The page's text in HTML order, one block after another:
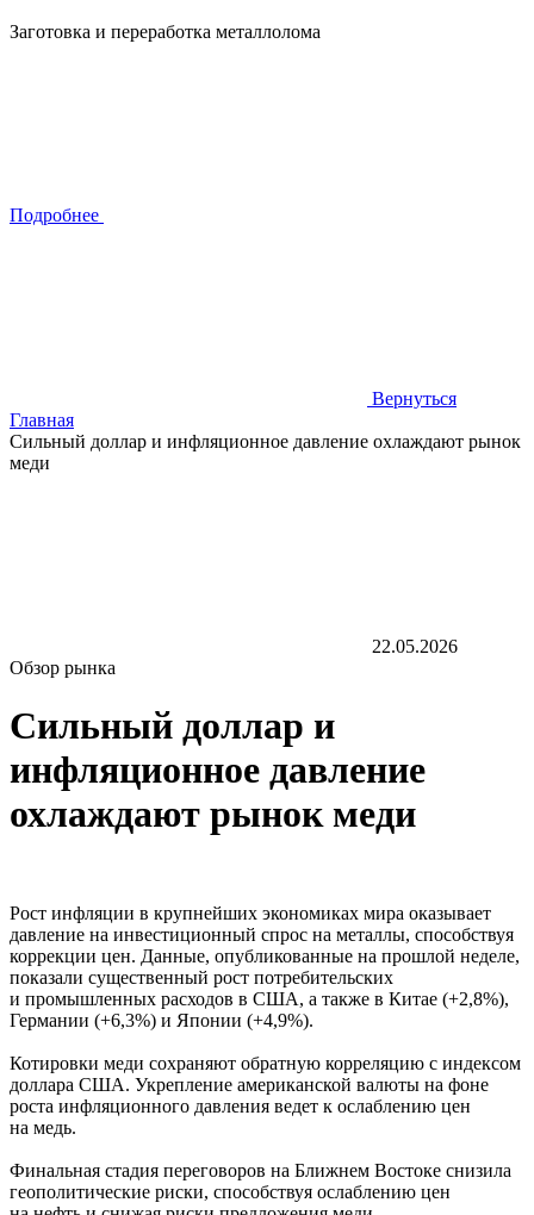
Заготовка и переработка металлолома
Подробнее
Вернуться
Главная
Сильный доллар и инфляционное давление охлаждают рынок
меди
22.05.2026
Обзор рынка
Сильный доллар и
инфляционное давление
охлаждают рынок меди
Рост инфляции в крупнейших экономиках мира оказывает
давление на инвестиционный спрос на металлы, способствуя
коррекции цен. Данные, опубликованные на прошлой неделе,
показали существенный рост потребительских
и промышленных расходов в США, а также в Китае (+2,8%),
Германии (+6,3%) и Японии (+4,9%).
Котировки меди сохраняют обратную корреляцию с индексом
доллара США. Укрепление американской валюты на фоне
роста инфляционного давления ведет к ослаблению цен
на медь.
Финальная стадия переговоров на Ближнем Востоке снизила
геополитические риски, способствуя ослаблению цен